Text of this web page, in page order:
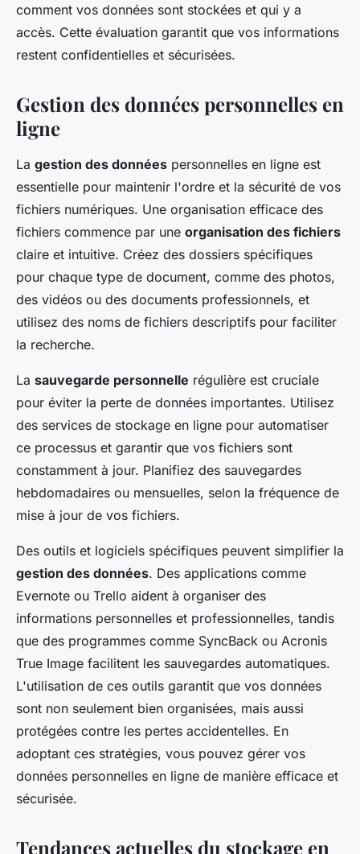
comment vos données sont stockées et qui y a
accès. Cette évaluation garantit que vos informations
restent confidentielles et sécurisées.
Gestion des données personnelles en
ligne
La gestion des données personnelles en ligne est
essentielle pour maintenir l'ordre et la sécurité de vos
fichiers numériques. Une organisation efficace des
fichiers commence par une organisation des fichiers
claire et intuitive. Créez des dossiers spécifiques
pour chaque type de document, comme des photos,
des vidéos ou des documents professionnels, et
utilisez des noms de fichiers descriptifs pour faciliter
la recherche.
La sauvegarde personnelle régulière est cruciale
pour éviter la perte de données importantes. Utilisez
des services de stockage en ligne pour automatiser
ce processus et garantir que vos fichiers sont
constamment à jour. Planifiez des sauvegardes
hebdomadaires ou mensuelles, selon la fréquence de
mise à jour de vos fichiers.
Des outils et logiciels spécifiques peuvent simplifier la
gestion des données. Des applications comme
Evernote ou Trello aident à organiser des
informations personnelles et professionnelles, tandis
que des programmes comme SyncBack ou Acronis
True Image facilitent les sauvegardes automatiques.
L'utilisation de ces outils garantit que vos données
sont non seulement bien organisées, mais aussi
protégées contre les pertes accidentelles. En
adoptant ces stratégies, vous pouvez gérer vos
données personnelles en ligne de manière efficace et
sécurisée.
Tendances actuelles du stockage en